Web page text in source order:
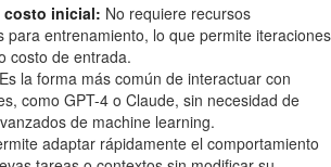
inicial: No requiere recursos
para entrenamiento, lo que permite iteraciones
costo de entrada.
Es la forma más común de interactuar con
como GPT-4 o Claude, sin necesidad de
de machine learning.
adaptar rápidamente el comportamiento